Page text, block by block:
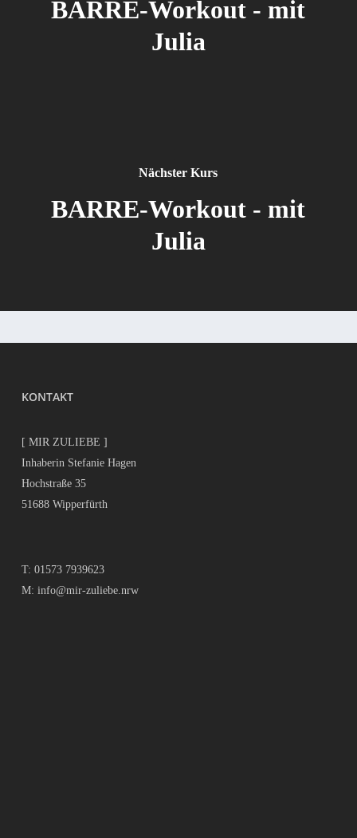
BARRE-Workout - mit
Julia
Nächster Kurs
BARRE-Workout - mit
Julia
KONTAKT
[ MIR ZULIEBE ]
Inhaberin Stefanie Hagen
Hochstraße 35
51688 Wipperfürth
T: 01573 7939623
M: info@mir-zuliebe.nrw